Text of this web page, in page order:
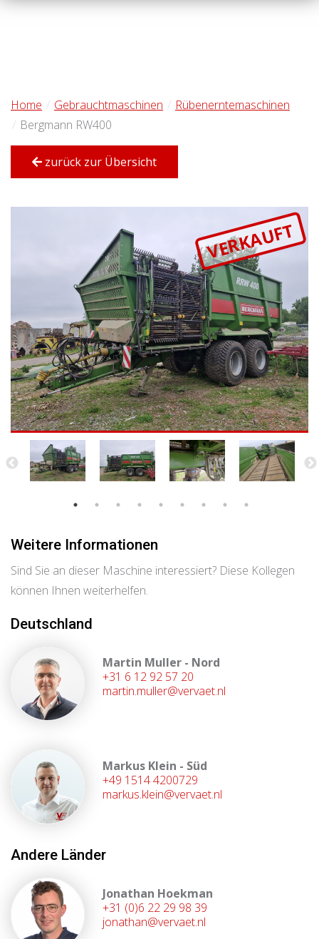
Home Gebrauchtmaschinen
Rübenerntemaschinen
Bergmann RW400
zurück zur Übersicht
VERKAUFT
Weitere Informationen
Sind Sie an dieser Maschine interessiert? Diese Kollegen
können Ihnen weiterhelfen.
Deutschland
Martin Muller - Nord
+31 6 12 92 57 20
martin.muller@vervaet.nl
Markus Klein - Süd
+49 1514 4200729
markus.klein@vervaet.nl
Andere Länder
Jonathan Hoekman
+31 (0)6 22 29 98 39
jonathan@vervaet.nl